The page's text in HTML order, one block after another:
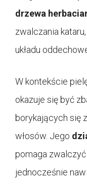
drzewa
zwalczania
układu
W kontekście
okazuje się być
borykających się
włosów. Jego
pomaga
jednocześnie